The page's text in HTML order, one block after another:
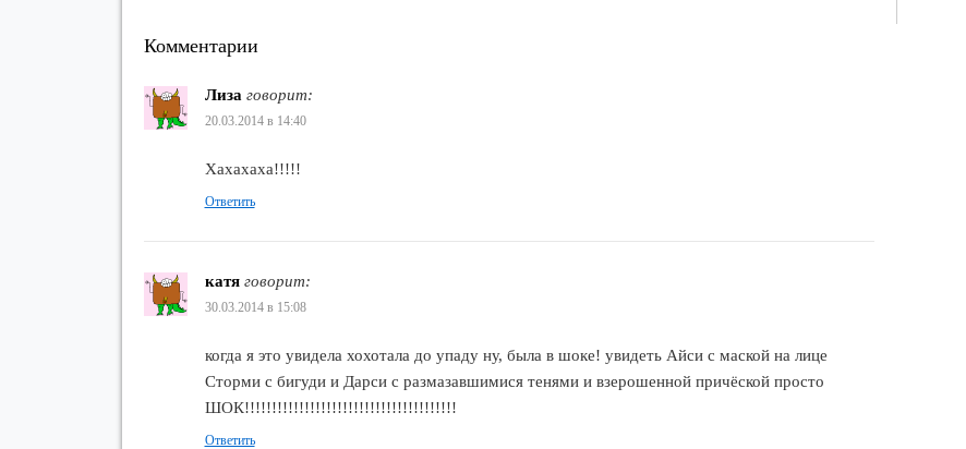
Комментарии
Лиза говорит:
20.03.2014 в 14:40
Хахахаха!!!!!
Ответить
катя говорит:
30.03.2014 в 15:08
когда я это увидела хохотала до упаду ну, была в шоке! увидеть Айси с маской на лице
Сторми с бигуди и Дарси с размазавшимися тенями и взерошенной причёской просто
ШОК!!!!!!!!!!!!!!!!!!!!!!!!!!!!!!!!!!!!!!!
Ответить